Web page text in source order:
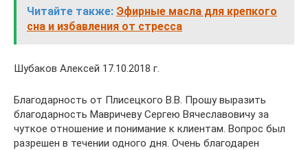
Читайте также: Эфирные масла для крепкого
сна и избавления от стресса
Шубаков Алексей 17.10.2018 г.
Благодарность от Плисецкого В.В. Прошу выразить
благодарность Мавричеву Сергею Вячеславовичу за
чуткое отношение и понимание к клиентам. Вопрос был
разрешен в течении одного дня. Очень благодарен